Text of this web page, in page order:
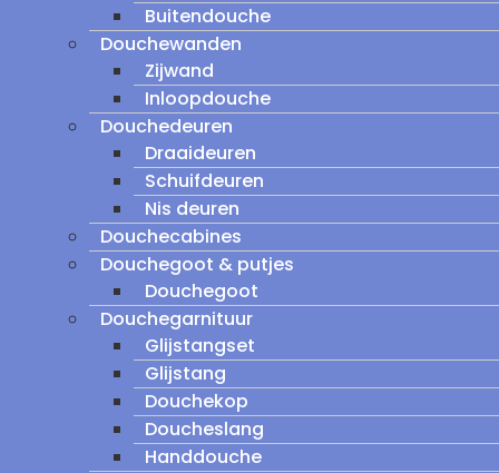
Buitendouche
Douchewanden
Zijwand
Inloopdouche
Douchedeuren
Draaideuren
Schuifdeuren
Nis deuren
Douchecabines
Douchegoot & putjes
Douchegoot
Douchegarnituur
Glijstangset
Glijstang
Douchekop
Doucheslang
Handdouche